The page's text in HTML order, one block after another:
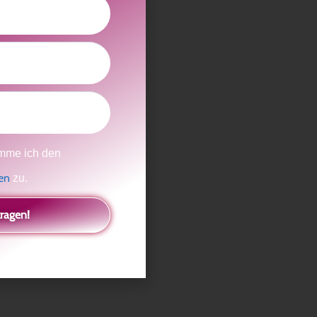
werden kann?
man sie gestellt hat.
ich den
zu.